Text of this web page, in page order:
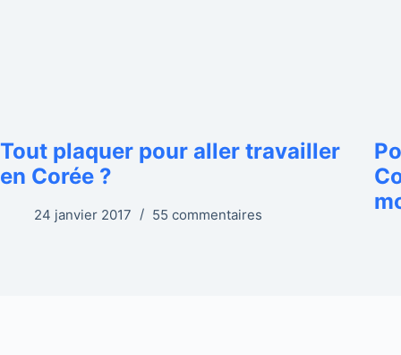
Tout plaquer pour aller travailler
en Corée ?
24 janvier 2017 55 commentaires